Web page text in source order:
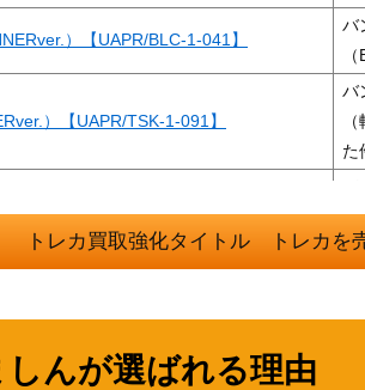
）【UAPR/BLC-1-041】
バ
）【UAPR/TSK-1-091】
バ
た
（
（UR/WINNERver.）【UAPR/AOT-1-09
バ
SR★★★/パラレル）【UA36BT/MCR-1-0
バ
トレカ買取強化タイトル トレカを
んが選ばれる理由